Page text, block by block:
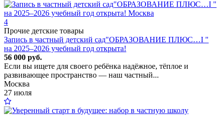
4
Прочие детские товары
Запись в частный детский сад"ОБРАЗОВАНИЕ ПЛЮС…I "
на 2025–2026 учебный год открыта!
56 000 руб.
Если вы ищете для своего ребёнка надёжное, тёплое и
развивающее пространство — наш частный...
Москва
27 июля